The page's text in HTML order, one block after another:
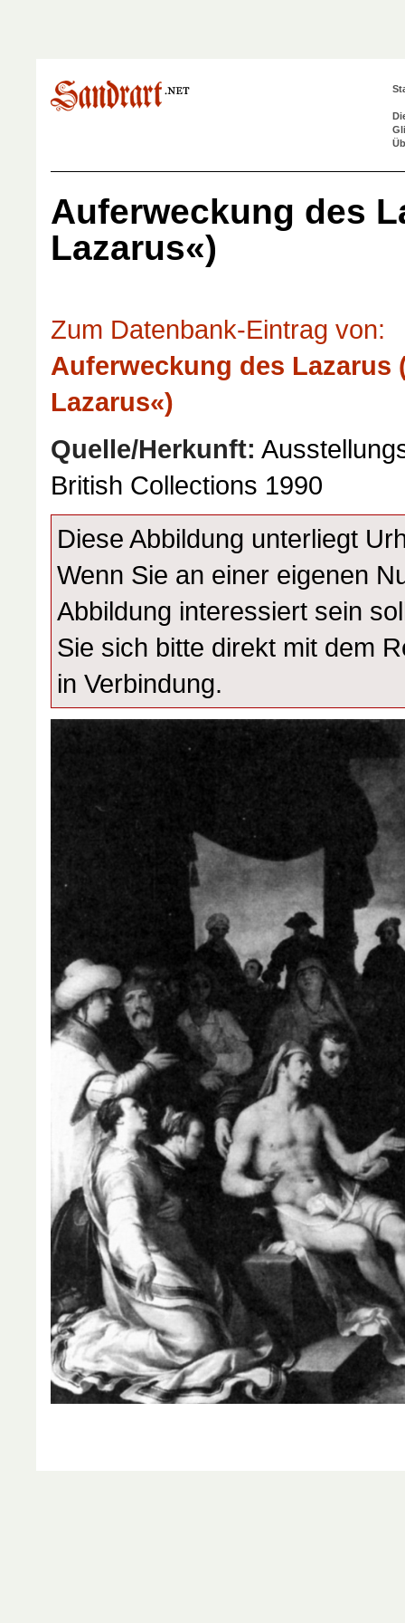
Auferweckung des
Lazarus«)
Zum Datenbank-Eintrag von:
Auferweckung des Lazarus
Lazarus«)
Quelle/Herkunft:
British Collections 1990
Diese Abbildung unterliegt
Wenn Sie an einer eigenen
Abbildung interessiert sein
Sie sich bitte direkt mit dem
in Verbindung.